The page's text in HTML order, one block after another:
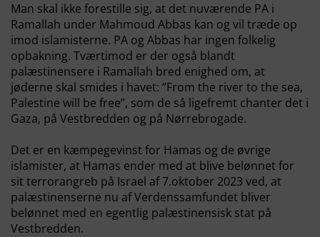
Man skal ikke forestille sig, at det nuværende PA i
Ramallah under Mahmoud Abbas kan og vil træde op
imod islamisterne. PA og Abbas har ingen folkelig
opbakning. Tværtimod er der også blandt
palæstinensere i Ramallah bred enighed om, at
jøderne skal smides i havet: ”From the river to the sea,
Palestine will be free”, som de så ligefremt chanter det i
Gaza, på Vestbredden og på Nørrebrogade.
Det er en kæmpegevinst for Hamas og de øvrige
islamister, at Hamas ender med at blive belønnet for
sit terrorangreb på Israel af 7.oktober 2023 ved, at
palæstinenserne nu af Verdenssamfundet bliver
belønnet med en egentlig palæstinensisk stat på
Vestbredden.